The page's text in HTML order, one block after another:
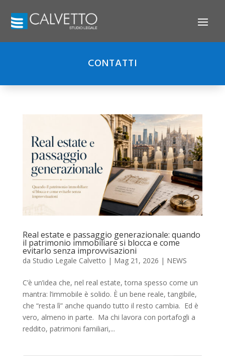
CONTATTI
Real estate e passaggio generazionale: quando
il patrimonio immobiliare si blocca e come
evitarlo senza improvvisazioni
da Studio Legale Calvetto | Mag 21, 2026 | NEWS
C’è un’idea che, nel real estate, torna spesso come un
mantra: l’immobile è solido. È un bene reale, tangibile,
che “resta lì” anche quando tutto il resto cambia. Ed è
vero, almeno in parte. Ma chi lavora con portafogli a
reddito, patrimoni familiari,...